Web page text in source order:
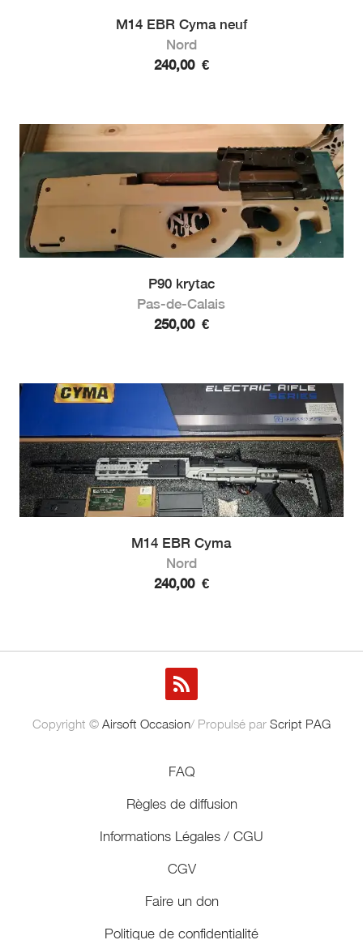
M14 EBR Cyma neuf
Nord
240,00 €
P90 krytac
Pas-de-Calais
250,00 €
M14 EBR Cyma
Nord
240,00 €
Copyright © Airsoft Occasion/ Propulsé par Script PAG
FAQ
Règles de diffusion
Informations Légales / CGU
CGV
Faire un don
Politique de confidentialité